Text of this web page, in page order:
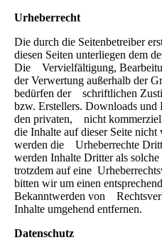
Urheberrecht
Die durch die Seitenbetreiber
diesen Seiten unterliegen dem
Die Vervielfältigung,
der Verwertung außerhalb der
bedürfen der schriftlichen
bzw. Erstellers. Downloads und
den privaten, nicht
die Inhalte auf dieser Seite
werden die Urheberrechte
werden Inhalte Dritter als
trotzdem auf eine
bitten wir um einen
Bekanntwerden von
Inhalte umgehend entfernen.
Datenschutz